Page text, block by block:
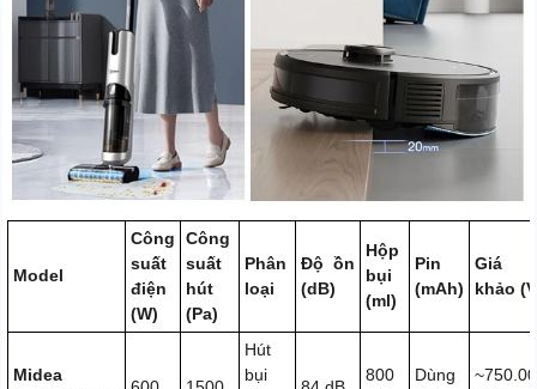
Model
Công
suất
điện
(W)
Công
suất
hút
(Pa)
Phân
loại
Độ ồn
(dB)
Hộp
bụi
(ml)
Pin
(mAh)
Giá
khảo
Midea
Hút
bụi
800
Dùng